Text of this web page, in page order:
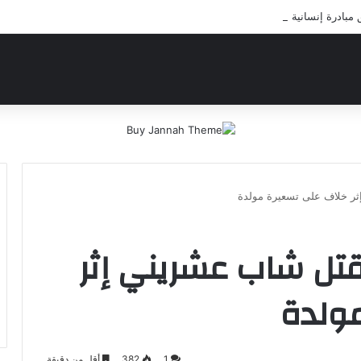
إنسانية لعلاج أيتام مدرسة كافل اليتيم
خلاف على تسعيرة مولدة
شاب عشريني إثر